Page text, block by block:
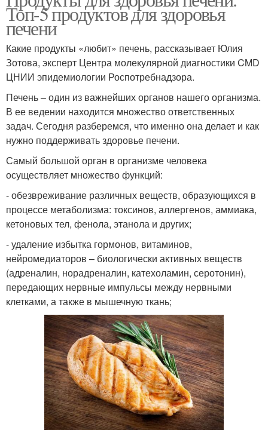
Топ-5 продуктов для здоровья
печени
Какие продукты «любит» печень, рассказывает Юлия
Зотова, эксперт Центра молекулярной диагностики CMD
ЦНИИ эпидемиологии Роспотребнадзора.
Печень – один из важнейших органов нашего организма.
В ее ведении находится множество ответственных
задач. Сегодня разберемся, что именно она делает и как
нужно поддерживать здоровье печени.
Самый большой орган в организме человека
осуществляет множество функций:
- обезвреживание различных веществ, образующихся в
процессе метаболизма: токсинов, аллергенов, аммиака,
кетоновых тел, фенола, этанола и других;
- удаление избытка гормонов, витаминов,
нейромедиаторов – биологически активных веществ
(адреналин, норадреналин, катехоламин, серотонин),
передающих нервные импульсы между нервными
клетками, а также в мышечную ткань;